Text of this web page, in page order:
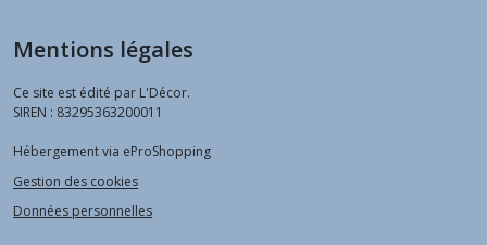
Mentions légales
Ce site est édité par L'Décor.
SIREN : 83295363200011
Hébergement via eProShopping
Gestion des cookies
Données personnelles